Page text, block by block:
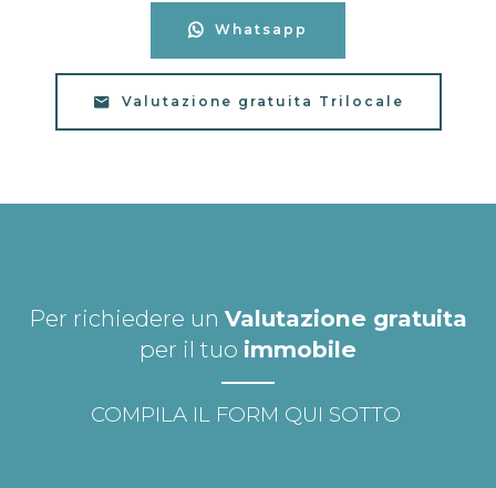
Whatsapp
Valutazione gratuita Trilocale
Per richiedere un Valutazione gratuita
per il tuo immobile
COMPILA IL FORM QUI SOTTO